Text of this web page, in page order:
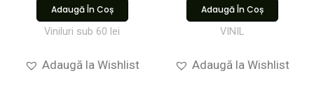
Adaugă În Coș
Viniluri sub 60 lei
Adaugă la Wishlist
Adaugă În Coș
VINIL
Adaugă la Wishlist